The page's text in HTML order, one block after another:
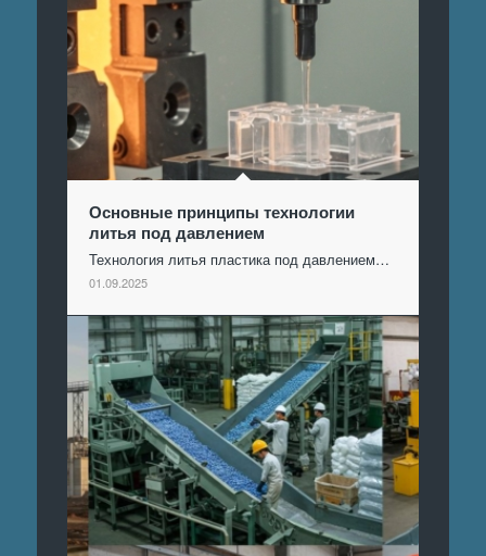
Основные принципы технологии
литья под давлением
Технология литья пластика под давлением…
01.09.2025